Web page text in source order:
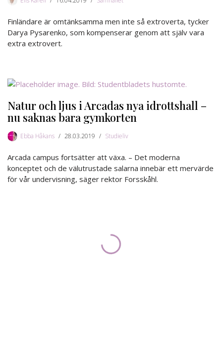
Finländare är omtänksamma men inte så extroverta, tycker
Darya Pysarenko, som kompenserar genom att själv vara
extra extrovert.
Natur och ljus i Arcadas nya idrottshall –
nu saknas bara gymkorten
Ebba Håkans 28.03.2019 Studieliv
Arcada campus fortsätter att växa. – Det moderna
konceptet och de välutrustade salarna innebär ett mervärde
för vår undervisning, säger rektor Forsskåhl.